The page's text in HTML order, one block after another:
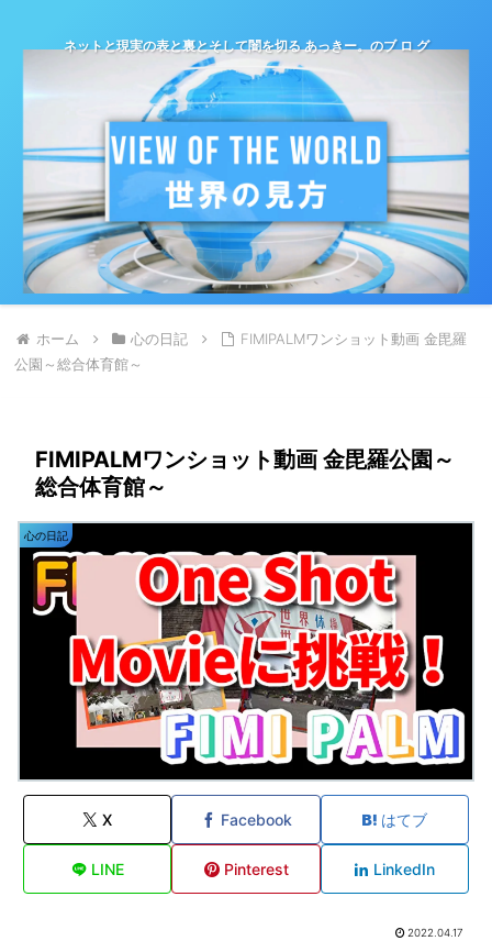
ネットと現実の表と裏とそして闇を切る あっきー。のブ ロ グ
ホーム 心の日記
FIMIPALMワンショット動画 金毘羅
公園～総合体育館～
FIMIPALMワンショット動画 金毘羅公園～
総合体育館～
心の日記
X Facebook はてブ
LINE Pinterest LinkedIn
2022.04.17